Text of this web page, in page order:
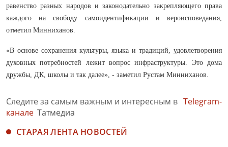
равенство разных народов и законодательно закрепляющего права
каждого на свободу самоидентификации и вероисповедания,
отметил Минниханов.
«В основе сохранения культуры, языка и традиций, удовлетворения
духовных потребностей лежит вопрос инфраструктуры. Это дома
дружбы, ДК, школы и так далее», - заметил Рустам Минниханов.
Следите за самым важным и интересным в Telegram-
канале Татмедиа
СТАРАЯ ЛЕНТА НОВОСТЕЙ